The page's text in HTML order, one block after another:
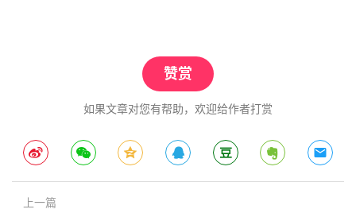
赞赏
如果文章对您有帮助，欢迎给作者打赏
上一篇